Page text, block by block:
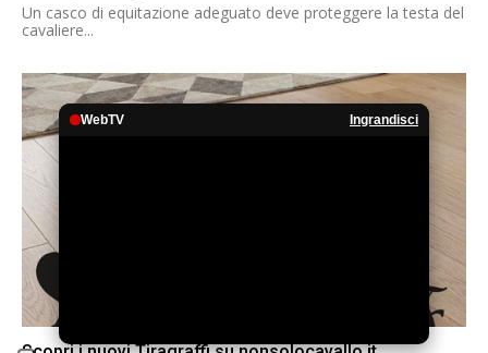
Un casco di equitazione adeguato deve proteggere la testa del
cavaliere...
WebTV Ingrandisci